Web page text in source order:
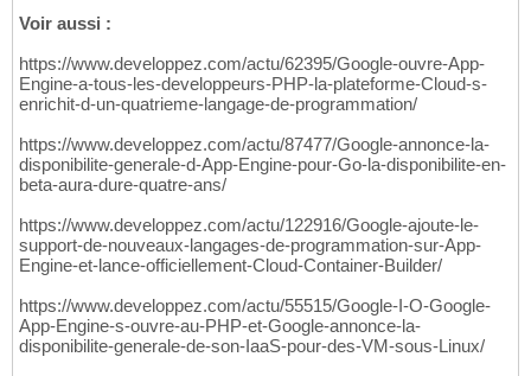
Voir aussi :
https://www.developpez.com/actu/62395/Google-ouvre-App-
Engine-a-tous-les-developpeurs-PHP-la-plateforme-Cloud-s-
enrichit-d-un-quatrieme-langage-de-programmation/
https://www.developpez.com/actu/87477/Google-annonce-la-
disponibilite-generale-d-App-Engine-pour-Go-la-disponibilite-en-
beta-aura-dure-quatre-ans/
https://www.developpez.com/actu/122916/Google-ajoute-le-
support-de-nouveaux-langages-de-programmation-sur-App-
Engine-et-lance-officiellement-Cloud-Container-Builder/
https://www.developpez.com/actu/55515/Google-I-O-Google-
App-Engine-s-ouvre-au-PHP-et-Google-annonce-la-
disponibilite-generale-de-son-IaaS-pour-des-VM-sous-Linux/